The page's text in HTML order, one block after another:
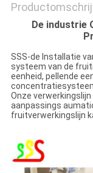
De industrie
SSS-de Installatie
systeem van de
eenheid, pellende
Onze
aanpassings
fruitverwerkingslijn